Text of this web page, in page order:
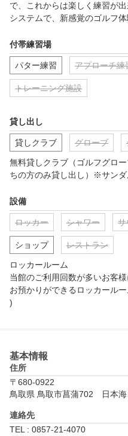
で、これからは楽しく練習が
システムで、新感覚のゴルフ体
付帯練習場
パター練習 アプローチ練
トレーニング施設
貸し出し
貸しクラブ グローブ
無料貸しクラブ（ゴルフグロ
ちの方のみ貸し出し）※サン
設備
ロッカー シャワー サ
ショップ レストラン
ロッカールーム
当館のご利用回数が多いお客
お預かりができるロッカール
)
基本情報
住所
〒680-0922
鳥取県 鳥取市菖蒲702　日本
連絡先
TEL : 0857-21-4070